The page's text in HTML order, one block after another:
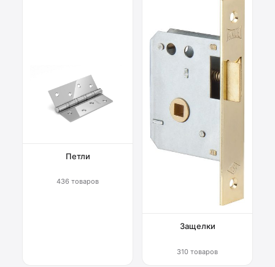
Петли
436 товаров
Защелки
310 товаров